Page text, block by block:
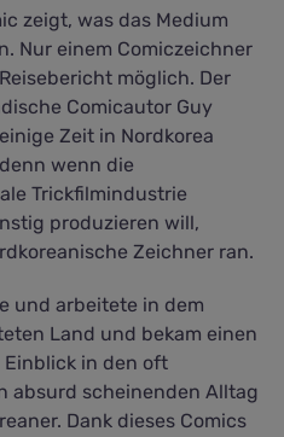
zeigt, was das Medium
Nur einem Comiczeichner
möglich. Der
Comicautor Guy
Zeit in Nordkorea
wenn die
Trickfilmindustrie
produzieren will,
Zeichner ran.
und arbeitete in dem
Land und bekam einen
Einblick in den oft
absurd scheinenden Alltag
Dank dieses Comics